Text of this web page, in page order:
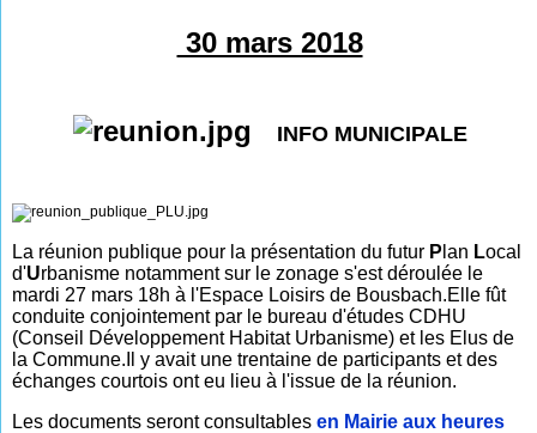
30 mars 2018
INFO MUNICIPALE
La réunion publique pour la présentation du futur P lan Local
d'Urbanisme notamment sur le zonage s'est déroulée le
mardi 27 mars 18h à l'Espace Loisirs de Bousbach.Elle fût
conduite conjointement par le bureau d'études CDHU
(Conseil Développement Habitat Urbanisme) et les Elus de
la Commune. Il y avait une trentaine de participants et des
échanges courtois ont eu lieu à l'issue de la réunion.
Les documents seront consultablesen Mairie aux heures